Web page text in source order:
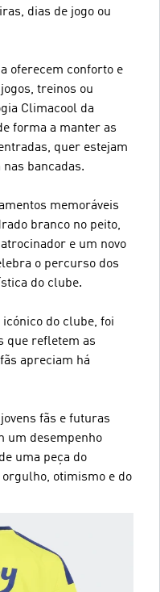
dias de jogo ou
oferecem conforto e
treinos ou
Climacool da
forma a manter as
quer estejam
bancadas.
memoráveis
branco no peito,
e um novo
o percurso dos
do clube.
do clube, foi
que refletem as
apreciam há
fãs e futuras
um desempenho
uma peça do
otimismo e do